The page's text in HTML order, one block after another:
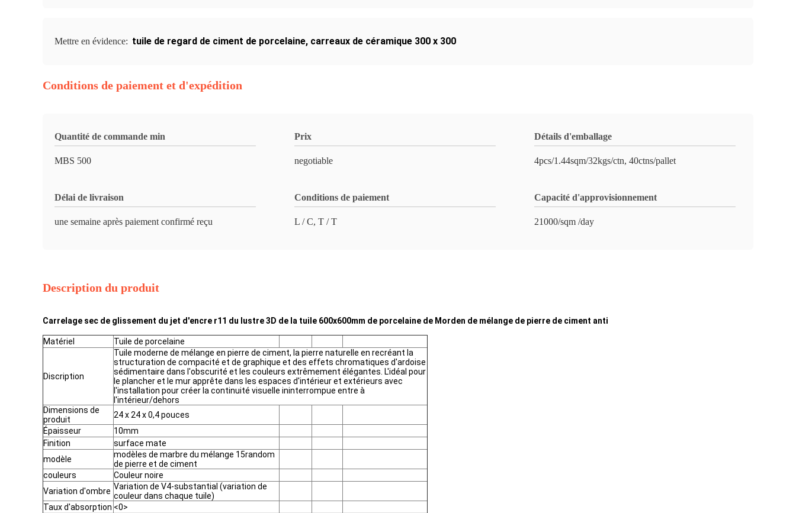
Mettre en évidence: tuile de regard de ciment de porcelaine, carreaux de céramique 300 x 300
Conditions de paiement et d'expédition
Quantité de commande min
MBS 500
Prix
negotiable
Détails d'emballage
4pcs/1.44sqm/32kgs/ctn, 40ctns/pallet
Délai de livraison
une semaine après paiement confirmé reçu
Conditions de paiement
L / C, T / T
Capacité d'approvisionnement
21000/sqm /day
Description du produit
Carrelage sec de glissement du jet d'encre r11 du lustre 3D de la tuile 600x600mm de porcelaine de Morden de mélange de pierre de ciment anti
Matériel Tuile de porcelaine
Discription
Tuile moderne de mélange en pierre de ciment, la pierre naturelle en recréant la
structuration de compacité et de graphique et des effets chromatiques d'ardoise
sédimentaire dans l'obscurité et les couleurs extrêmement élégantes. L'idéal pour
le plancher et le mur apprête dans les espaces d'intérieur et extérieurs avec
l'installation pour créer la continuité visuelle ininterrompue entre à
l'intérieur/dehors
Dimensions de
produit
24 x 24 x 0,4 pouces
Épaisseur
10mm
Finition
surface mate
modèle
modèles de marbre du mélange 15random
de pierre et de ciment
couleurs
Couleur noire
Variation d'ombre Variation de V4-substantial (variation de
couleur dans chaque tuile)
Taux d'absorption <0>